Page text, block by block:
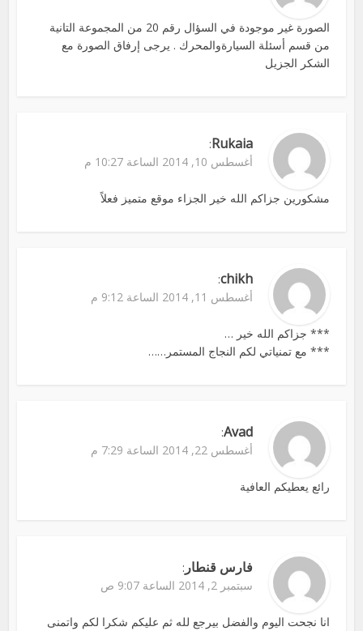
الصورة غير موجودة في السؤال رقم 20 من المجموعة التانية
من قسم أسئلة السيارةوالمحرك . يرجى إرفاق الصورة مع
الشكر الجزيل
Rukaia
:
أغسطس 10, 2014 الساعة 10:27 م
مشكورين جزاكم الله خير الجزاء موقع متميز فعلاً
chikh
:
أغسطس 11, 2014 الساعة 9:12 م
*** جزاكم الله خير …
*** مع تمنياتي لكم النجاج المستمر……
Avad
:
أغسطس 22, 2014 الساعة 7:29 م
رائع يعطيكم العافية
فارس قنطار :
سبتمبر 2, 2014 الساعة 9:07 ص
انا نجحت اليوم والفضل بيرجع لله ثم عليكم شكرا لكم واتمنى